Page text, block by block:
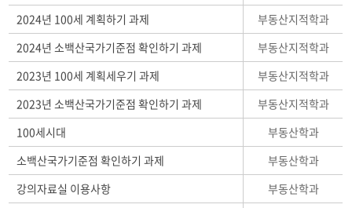
2024년 100세 계획하기 과제
부동산지적학과
2024년 소백산국가기준점 확인하기 과제
부동산지적학과
2023년 100세 계획세우기 과제
부동산지적학과
2023년 소백산국가기준점 확인하기 과제
부동산지적학과
100세시대
부동산학과
소백산국가기준점 확인하기 과제
부동산학과
강의자료실 이용사항
부동산학과